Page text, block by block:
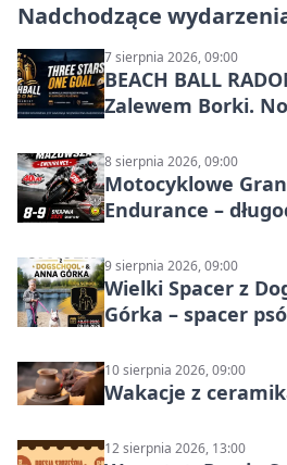
Nadchodzące
7 sierpnia 2026, 09:00
BEACH BALL
Zalewem Borki.
8 sierpnia 2026, 09:00
Motocyklowe
Endurance –
9 sierpnia 2026, 09:00
Wielki Spacer z
Górka – spacer
10 sierpnia 2026, 09:00
Wakacje z
12 sierpnia 2026, 13:00